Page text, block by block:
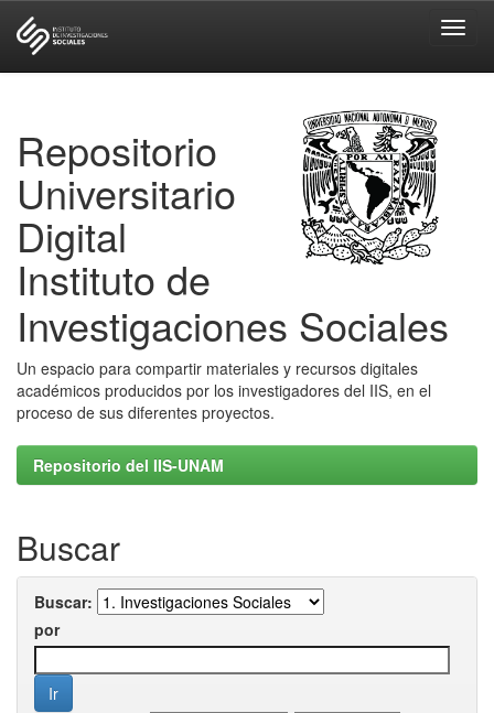
Repositorio
Universitario
Digital
Instituto de
Investigaciones Sociales
Un espacio para compartir materiales y recursos digitales
académicos producidos por los investigadores del IIS, en el
proceso de sus diferentes proyectos.
Repositorio del IIS-UNAM
Buscar
Buscar:
por